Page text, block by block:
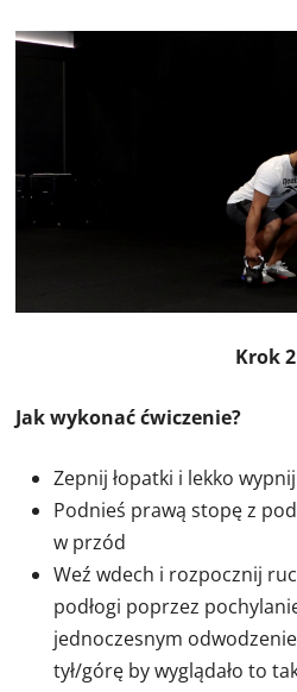
Krok 2
Jak wykonać ćwiczenie?
Zepnij łopatki i lekko
Podnieś prawą stopę z
w przód
Weź wdech i rozpocznij
podłogi poprzez
jednoczesnym
tył/górę by wyglądało to